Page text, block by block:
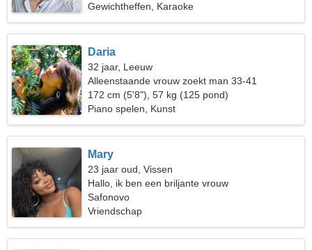
Gewichtheffen, Karaoke
Daria
32 jaar, Leeuw
Alleenstaande vrouw zoekt man 33-41
172 cm (5'8"), 57 kg (125 pond)
Piano spelen, Kunst
Mary
23 jaar oud, Vissen
Hallo, ik ben een briljante vrouw
Safonovo
Vriendschap